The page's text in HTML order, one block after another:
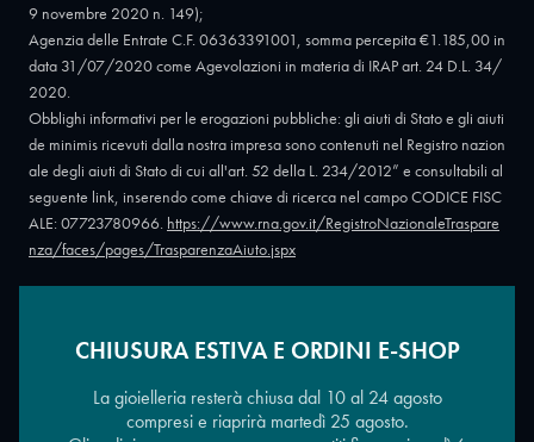
9 novembre 2020 n. 149);
Agenzia delle Entrate C.F. 06363391001, somma percepita €1.185,00 in
data 31/07/2020 come Agevolazioni in materia di IRAP art. 24 D.L. 34/
2020.
Obblighi informativi per le erogazioni pubbliche: gli aiuti di Stato e gli aiuti
de minimis ricevuti dalla nostra impresa sono contenuti nel Registro nazion
ale degli aiuti di Stato di cui all'art. 52 della L. 234/2012” e consultabili al
seguente link, inserendo come chiave di ricerca nel campo CODICE FISC
ALE: 07723780966. https://www.rna.gov.it/RegistroNazionaleTraspare
nza/faces/pages/TrasparenzaAiuto.jspx
Copyright © 2026 - Oreficeria Enrico Sali Conti e C. snc - Partita IVA
CHIUSURA ESTIVA E ORDINI E-SHOP
La gioielleria resterà chiusa dal 10 al 24 agosto
compresi e riaprirà martedì 25 agosto.